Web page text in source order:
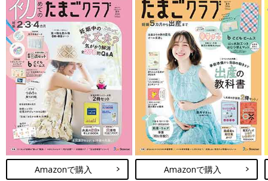
出典：Instagramアカウント「cannae1022」
kanaeさんは、kiuのレインポンチョを購入。マーブルっぽい模様
がとってもオシャレでかわいいですね♪ 自転車のお迎えには必須
アイテムとのことで、こちらをゲットしたんだそう。雨の日が楽
しみになるようなデザインですよね！
Amazonで見る
楽天市場で見る
爽やかで軽々な印象♪ トラディショナルウェザーウ
ェアのレインコート
Amazonで購入 Amazonで購入